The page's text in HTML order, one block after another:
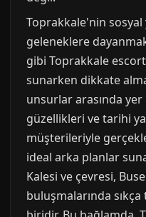
Toprakkale'nin sosyal
geleneklere
gibi Toprakkale
sunarken dikkate
unsurlar arasında yer
güzellikleri ve tarihi
müşterileriyle
ideal arka planlar
Kalesi ve çevresi,
buluşmalarında